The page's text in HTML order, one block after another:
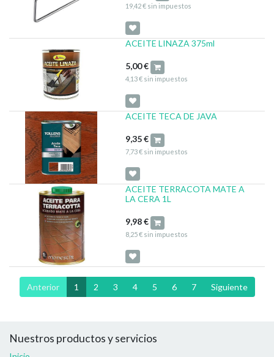
19,42€ sin impuestos
ACEITE LINAZA 375ml
5,00€
4,13€ sin impuestos
ACEITE TECA DE JAVA
9,35€
7,73€ sin impuestos
ACEITE TERRACOTA MATE A
LA CERA 1L
9,98€
8,25€ sin impuestos
Anterior 1 2 3 4 5 6 7 Siguiente
Nuestros productos y servicios